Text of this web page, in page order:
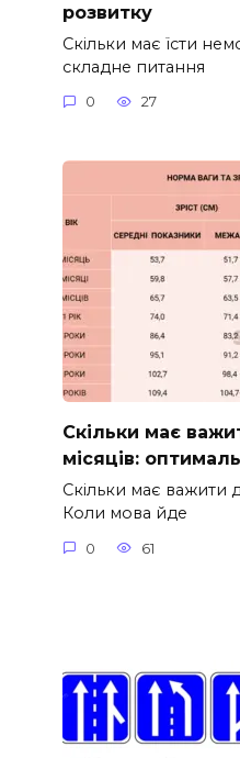
розвитку
Скільки має їсти
складне питання
0 27
Скільки має
місяців:
Скільки має важити
Коли мова йде
0 61